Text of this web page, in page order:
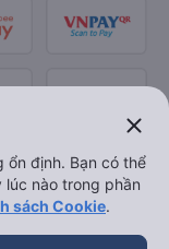
close
ổn định. Bạn có thể
nào trong phần
sách Cookie.